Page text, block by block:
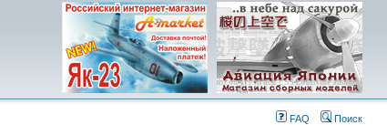
FAQ Поиск